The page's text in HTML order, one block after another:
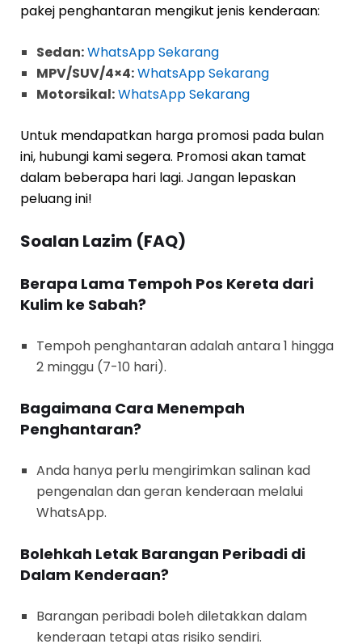
pakej penghantaran mengikut jenis kenderaan:
Sedan:WhatsApp Sekarang
MPV/SUV/4×4:WhatsApp Sekarang
Motorsikal:WhatsApp Sekarang
Untuk mendapatkan harga promosi pada bulan
ini, hubungi kami segera. Promosi akan tamat
dalam beberapa hari lagi. Jangan lepaskan
peluang ini!
Soalan Lazim (FAQ)
Berapa Lama Tempoh Pos Kereta dari
Kulim ke Sabah?
Tempoh penghantaran adalah antara 1 hingga
2 minggu (7-10 hari).
Bagaimana Cara Menempah
Penghantaran?
Anda hanya perlu mengirimkan salinan kad
pengenalan dan geran kenderaan melalui
WhatsApp.
Bolehkah Letak Barangan Peribadi di
Dalam Kenderaan?
Barangan peribadi boleh diletakkan dalam
kenderaan tetapi atas risiko sendiri.